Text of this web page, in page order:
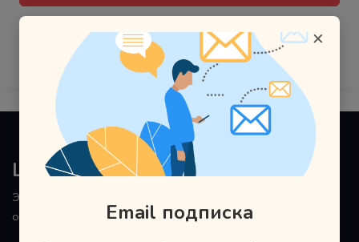
У вас еще нет учетной записи?Зарегистрироваться
Land Lead
Этому не обучают в школах и институтах. Наш подход к
обучению основан на практической направленности.
×
Email подписка